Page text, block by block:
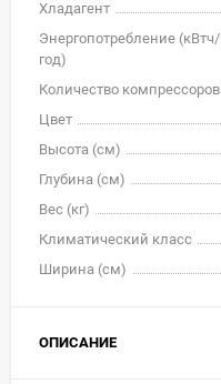
Хладагент
Энергопотребление (кВтч/
год)
Количество компрессоров
Цвет
Высота (см)
Глубина (см)
Вес (кг)
Климатический класс
Ширина (см)
ОПИСАНИЕ